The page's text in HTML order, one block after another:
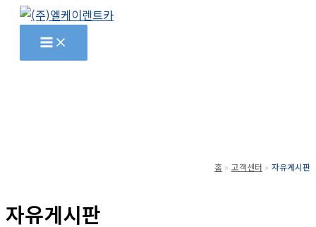
홈 고객센터 자유게시판
자유게시판